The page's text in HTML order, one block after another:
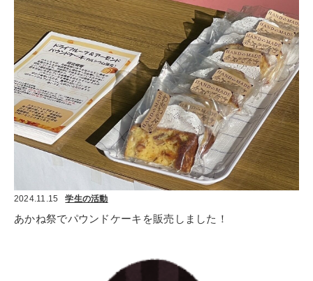
2024.11.15 学生の活動
あかね祭でパウンドケーキを販売しました！